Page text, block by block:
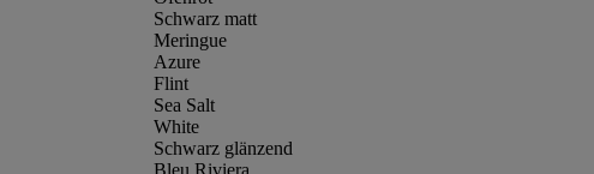
Schwarz matt
Meringue
Azure
Flint
Sea Salt
White
Schwarz glänzend
Bleu Riviera